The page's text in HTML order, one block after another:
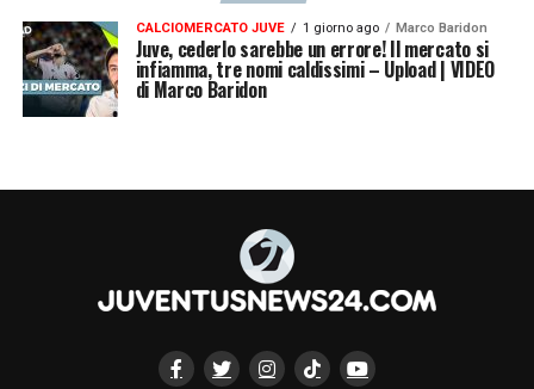
CALCIOMERCATO JUVE 1 giorno ago Marco Baridon
Juve, cederlo sarebbe un errore! Il mercato si
infiamma, tre nomi caldissimi – Upload | VIDEO
di Marco Baridon